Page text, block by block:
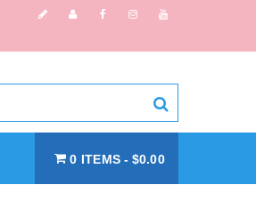
0 ITEMS $0.00